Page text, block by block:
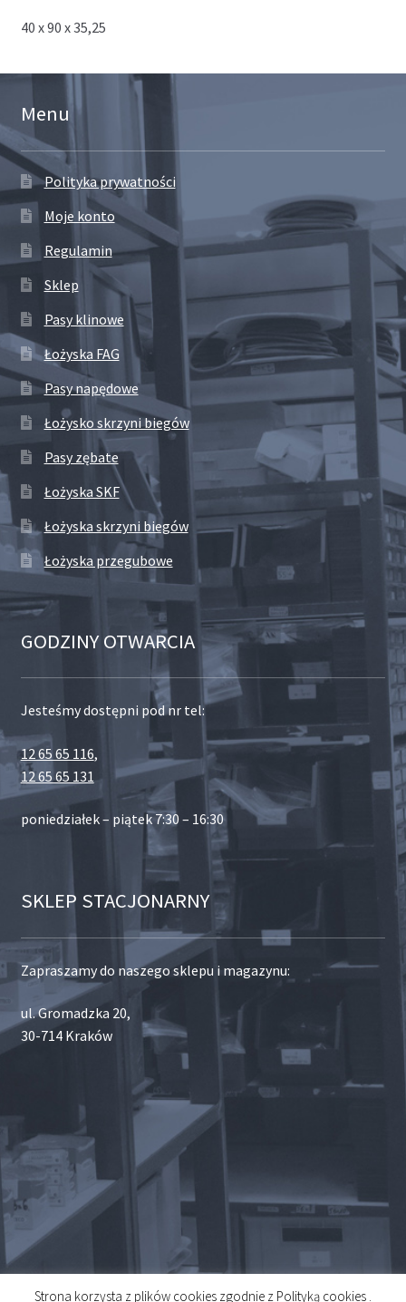
40 x 90 x 35,25
Menu
Polityka prywatności
Moje konto
Regulamin
Sklep
Pasy klinowe
Łożyska FAG
Pasy napędowe
Łożysko skrzyni biegów
Pasy zębate
Łożyska SKF
Łożyska skrzyni biegów
Łożyska przegubowe
GODZINY OTWARCIA
Jesteśmy dostępni pod nr tel:
12 65 65 116,
12 65 65 131
poniedziałek – piątek 7:30 – 16:30
SKLEP STACJONARNY
Zapraszamy do naszego sklepu i magazynu:
ul. Gromadzka 20,
30-714 Kraków
Strona korzysta z plików cookies zgodnie z Polityką cookies .